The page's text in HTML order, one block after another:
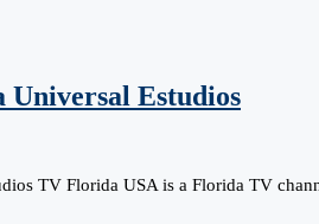
Universal Estudios
TV Florida USA is a Florida TV